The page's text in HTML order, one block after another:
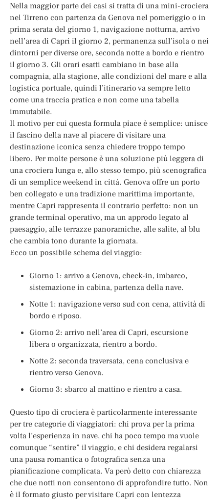
Nella maggior parte dei casi si tratta di una mini-crociera
nel Tirreno con partenza da Genova nel pomeriggio o in
prima serata del giorno 1, navigazione notturna, arrivo
nell’area di Capri il giorno 2, permanenza sull’isola o nei
dintorni per diverse ore, seconda notte a bordo e rientro
il giorno 3. Gli orari esatti cambiano in base alla
compagnia, alla stagione, alle condizioni del mare e alla
logistica portuale, quindi l’itinerario va sempre letto
come una traccia pratica e non come una tabella
immutabile.
Il motivo per cui questa formula piace è semplice: unisce
il fascino della nave al piacere di visitare una
destinazione iconica senza chiedere troppo tempo
libero. Per molte persone è una soluzione più leggera di
una crociera lunga e, allo stesso tempo, più scenografica
di un semplice weekend in città. Genova offre un porto
ben collegato e una tradizione marittima importante,
mentre Capri rappresenta il contrario perfetto: non un
grande terminal operativo, ma un approdo legato al
paesaggio, alle terrazze panoramiche, alle salite, al blu
che cambia tono durante la giornata.
Ecco un possibile schema del viaggio:
Giorno 1: arrivo a Genova, check-in, imbarco,
sistemazione in cabina, partenza della nave.
Notte 1: navigazione verso sud con cena, attività di
bordo e riposo.
Giorno 2: arrivo nell’area di Capri, escursione
libera o organizzata, rientro a bordo.
Notte 2: seconda traversata, cena conclusiva e
rientro verso Genova.
Giorno 3: sbarco al mattino e rientro a casa.
Questo tipo di crociera è particolarmente interessante
per tre categorie di viaggiatori: chi prova per la prima
volta l’esperienza in nave, chi ha poco tempo ma vuole
comunque “sentire” il viaggio, e chi desidera regalarsi
una pausa romantica o fotografica senza una
pianificazione complicata. Va però detto con chiarezza
che due notti non consentono di approfondire tutto. Non
è il formato giusto per visitare Capri con lentezza